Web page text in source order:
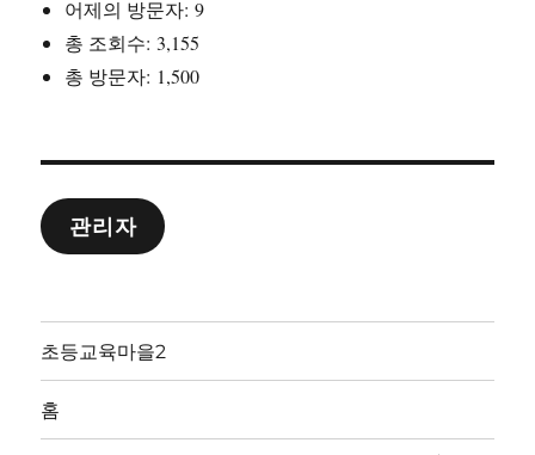
어제의 방문자:9
총 조회수: 3,155
총 방문자: 1,500
관리자
초등교육마을2
홈